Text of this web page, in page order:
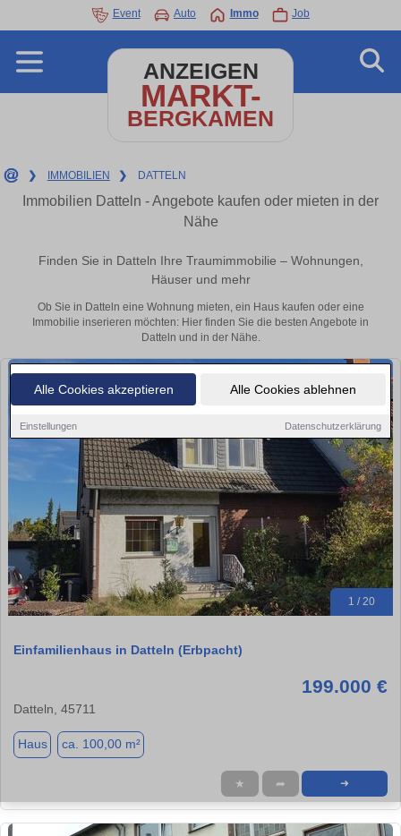
Alle Cookies akzeptieren Alle Cookies ablehnen
Einstellungen Datenschutzerklärung
Event Auto Immo Job
ANZEIGEN
MARKT-
BERGKAMEN
❯ IMMOBILIEN ❯ DATTELN
Immobilien Datteln - Angebote kaufen oder mieten in der
Nähe
Finden Sie in Datteln Ihre Traumimmobilie – Wohnungen,
Häuser und mehr
Ob Sie in Datteln eine Wohnung mieten, ein Haus kaufen oder eine
Immobilie inserieren möchten: Hier finden Sie die besten Angebote in
Datteln und in der Nähe.
1 / 20
Einfamilienhaus in Datteln (Erbpacht)
199.000 €
Datteln, 45711
Haus ca. 100,00 m²
★ ➦ ➜